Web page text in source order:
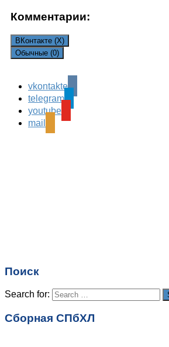
Комментарии:
ВКонтакте (X)
Обычные (0)
Leave a Reply
Ваш адрес email не будет
поля помечены
vkontakte
telegram
youtube
mail
Поиск
Search for:
Сборная СПбХЛ